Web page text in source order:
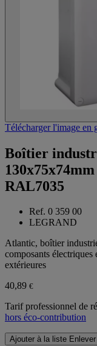
Télécharger l'image en
Boîtier
RAL7035
Ref. 0 359 00
LEGRAND
Atlantic, boîtier
composants électriques
extérieures
40,89 €
Tarif professionnel de
hors éco-contribution
Ajouter à la liste